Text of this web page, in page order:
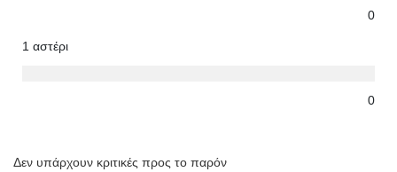
0
1 αστέρι
0
Δεν υπάρχουν κριτικές προς το παρόν